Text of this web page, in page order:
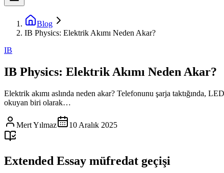
Blog
IB Physics: Elektrik Akımı Neden Akar?
IB
IB Physics: Elektrik Akımı Neden Akar?
Elektrik akımı aslında neden akar? Telefonunu şarja taktığında,
okuyan biri olarak…
Mert Yılmaz 10 Aralık 2025
Extended Essay müfredat geçişi